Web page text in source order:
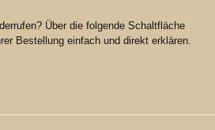
Über die folgende Schaltfläche
Bestellung einfach und direkt erklären.